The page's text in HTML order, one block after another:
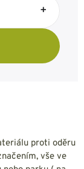
+
proti oděru
vše ve